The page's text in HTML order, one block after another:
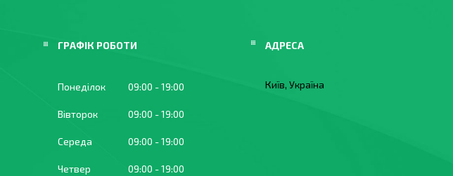
ГРАФІК РОБОТИ
Понеділок 09:00 19:00
Вівторок 09:00 19:00
Середа 09:00 19:00
Четвер 09:00 19:00
Київ, Україна